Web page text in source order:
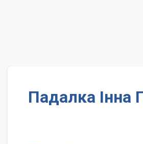
Падалка Інна